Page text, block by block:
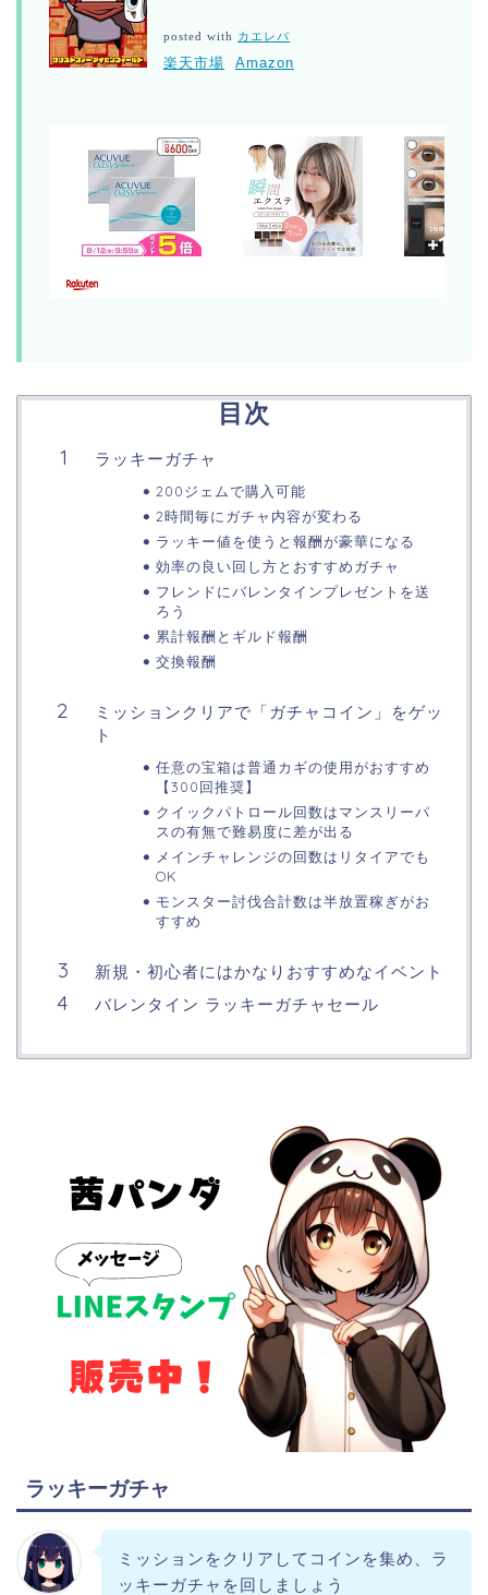
posted with カエレバ
楽天市場 Amazon
目次
ラッキーガチャ
200ジェムで購入可能
2時間毎にガチャ内容が変わる
ラッキー値を使うと報酬が豪華になる
効率の良い回し方とおすすめガチャ
フレンドにバレンタインプレゼントを送
ろう
累計報酬とギルド報酬
交換報酬
ミッションクリアで「ガチャコイン」をゲッ
ト
任意の宝箱は普通カギの使用がおすすめ
【300回推奨】
クイックパトロール回数はマンスリーパ
スの有無で難易度に差が出る
メインチャレンジの回数はリタイアでも
OK
モンスター討伐合計数は半放置稼ぎがお
すすめ
新規・初心者にはかなりおすすめなイベント
バレンタイン ラッキーガチャセール
ラッキーガチャ
ミッションをクリアしてコインを集め、ラ
ッキーガチャを回しましょう